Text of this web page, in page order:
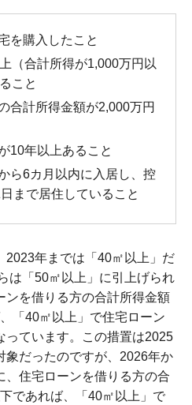
を購入したこと
（合計所得が1,000万円以
こと
合計所得金額が2,000万円
10年以上あること
ら6カ月以内に入居し、控
まで居住していること
2023年までは「40㎡以上」だ
は「50㎡以上」に引上げられ
ンを借りる方の合計所得金額
「40㎡以上」で住宅ローン
っています。この措置は2025
象だったのですが、2026年か
、住宅ローンを借りる方の合
であれば、「40㎡以上」で